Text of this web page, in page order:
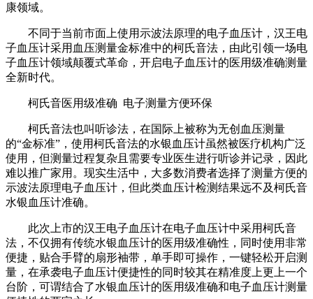
康领域。
不同于当前市面上使用示波法原理的电子血压计，汉王电
子血压计采用血压测量金标准中的柯氏音法，由此引领一场电
子血压计领域颠覆式革命，开启电子血压计的医用级准确测量
全新时代。
柯氏音医用级准确 电子测量方便环保
柯氏音法也叫听诊法，在国际上被称为无创血压测量
的“金标准”，使用柯氏音法的水银血压计虽然被医疗机构广泛
使用，但测量过程复杂且需要专业医生进行听诊并记录，因此
难以推广家用。现实生活中，大多数消费者选择了测量方便的
示波法原理电子血压计，但此类血压计检测结果远不及柯氏音
水银血压计准确。
此次上市的汉王电子血压计在电子血压计中采用柯氏音
法，不仅拥有传统水银血压计的医用级准确性，同时使用非常
便捷，贴合手臂的扇形袖带，单手即可操作，一键轻松开启测
量，在承袭电子血压计便捷性的同时较其在精准度上更上一个
台阶，可谓结合了水银血压计的医用级准确和电子血压计测量